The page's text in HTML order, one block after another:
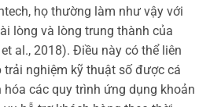
họ thường làm như vậy với
lòng và lòng trung thành của
al., 2018). Điều này có thể liên
trải nghiệm kỹ thuật số được cá
các quy trình ứng dụng khoản